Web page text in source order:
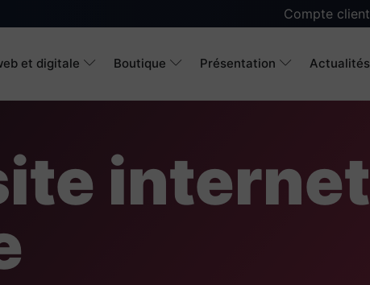
Compte client
et digitale Boutique Présentation Actualités
internet